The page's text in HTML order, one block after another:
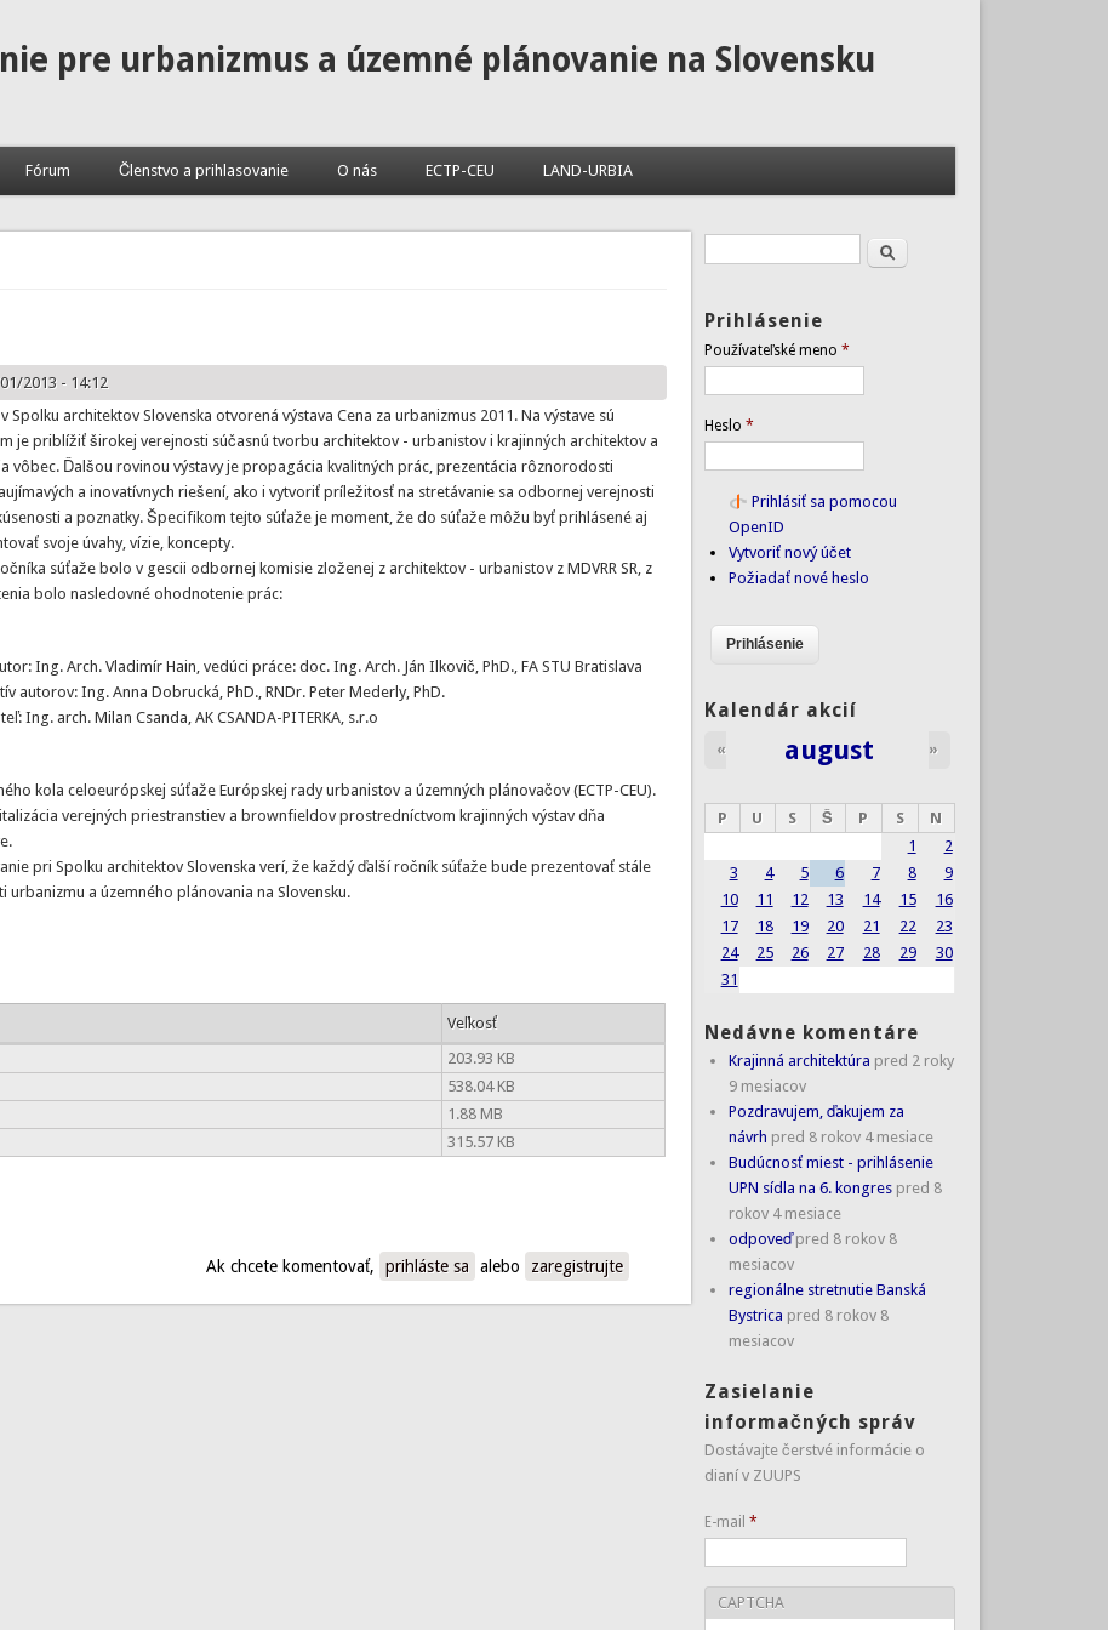
pre urbanizmus a územné plánovanie na Slovensku
Fórum Členstvo a prihlasovanie O nás ECTP-CEU LAND-URBIA
2013 - 14:12
Spolku architektov Slovenska otvorená výstava Cena za urbanizmus 2011. Na výstave sú
je priblížiť širokej verejnosti súčasnú tvorbu architektov - urbanistov i krajinných architektov a
vôbec. Ďalšou rovinou výstavy je propagácia kvalitných prác, prezentácia rôznorodosti
a inovatívnych riešení, ako i vytvoriť príležitosť na stretávanie sa odbornej verejnosti
a poznatky. Špecifikom tejto súťaže je moment, že do súťaže môžu byť prihlásené aj
svoje úvahy, vízie, koncepty.
súťaže bolo v gescii odbornej komisie zloženej z architektov - urbanistov z MDVRR SR, z
bolo nasledovné ohodnotenie prác:
Ing. Arch. Vladimír Hain, vedúci práce: doc. Ing. Arch. Ján Ilkovič, PhD., FA STU Bratislava
autorov: Ing. Anna Dobrucká, PhD., RNDr. Peter Mederly, PhD.
Ing. arch. Milan Csanda, AK CSANDA-PITERKA, s.r.o
kola celoeurópskej súťaže Európskej rady urbanistov a územných plánovačov (ECTP-CEU).
verejných priestranstiev a brownfieldov prostredníctvom krajinných výstav dňa
pri Spolku architektov Slovenska verí, že každý ďalší ročník súťaže bude prezentovať stále
a územného plánovania na Slovensku.
Veľkosť
203.93 KB
538.04 KB
1.88 MB
315.57 KB
Ak chcete komentovať, prihláste sa alebo zaregistrujte
Vyhľadávanie
Hľadať
Prihlásenie
Používateľské meno *
Heslo *
Prihlásiť sa pomocou
OpenID
Vytvoriť nový účet
Požiadať nové heslo
Kalendár akcií
august
« »
P U S Š P S
N
1
2
3
4 5 6 7 8
9
10
11 12 13 14 15
16
17
18 19 20 21 22
23
24
25 26 27 28 29
30
31
Nedávne komentáre
Krajinná architektúra pred 2 roky
9 mesiacov
Pozdravujem, ďakujem za
návrh pred 8 rokov 4 mesiace
Budúcnosť miest - prihlásenie
UPN sídla na 6. kongres pred 8
rokov 4 mesiace
odpoveď pred 8 rokov 8
mesiacov
regionálne stretnutie Banská
Bystrica pred 8 rokov 8
mesiacov
Zasielanie
informačných správ
Dostávajte čerstvé informácie o
dianí v ZUUPS
E-mail *
CAPTCHA